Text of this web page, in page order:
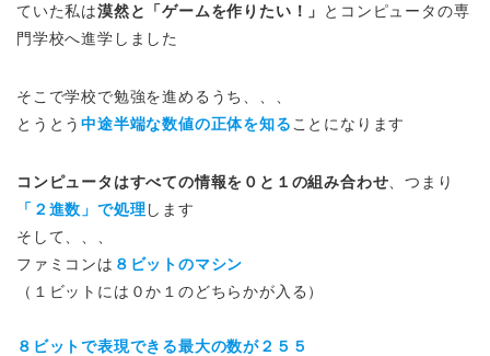
ていた私は漠然と「ゲームを作りたい！」
とコンピュータの専
門学校へ進学しました
そこで学校で勉強を進めるうち、、、
とうとう中途半端な数値の正体を知る ことになります
コンピュータはすべての情報を０と１の組み合わせ 、つまり
「２進数」で処理します
そして、、、
ファミコンは ８ビットのマシン
（１ビットには０か１のどちらかが入る）
８ビットで表現できる最大の数が２５５